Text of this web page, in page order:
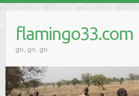
contentflamingo33.com
go, go, go